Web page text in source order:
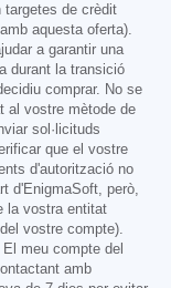
targetes de crèdit
aquesta oferta).
a garantir una
durant la transició
comprar. No se
al vostre mètode de
sol·licituds
que el vostre
d'autorització no
d'EnigmaSoft, però,
la vostra entitat
vostre compte).
meu compte del
amb